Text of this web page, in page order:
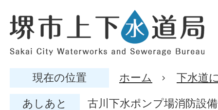
現在の位置 ホーム 下水道
あしあと 古川下水ポンプ場消防設